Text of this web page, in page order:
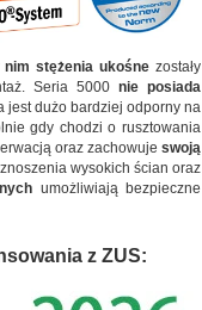
nim stężenia ukośnezostały
Seria 5000 nie posiada
jest dużo bardziej odporny na
gdy chodzi o rusztowania
oraz zachowuje swoją
wysokich ścian oraz
umożliwiają bezpieczne
z ZUS: